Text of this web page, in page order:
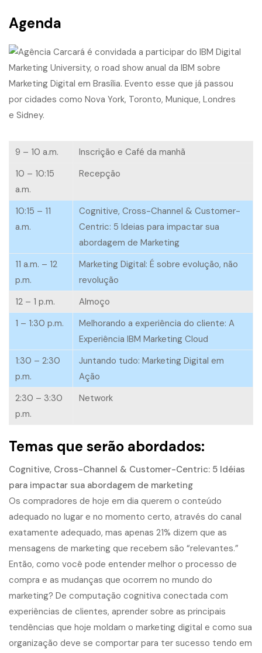
Agenda
9 – 10 a.m.
Inscrição e Café da manhã
10 – 10:15
a.m.
Recepção
10:15 – 11
a.m.
Cognitive, Cross-Channel & Customer-
Centric: 5 Ideias para impactar sua
abordagem de Marketing
11 a.m. – 12
p.m.
Marketing Digital: É sobre evolução, não
revolução
12 – 1 p.m.
Almoço
1 – 1:30 p.m.
Melhorando a experiência do cliente: A
Experiência IBM Marketing Cloud
1:30 – 2:30
p.m.
Juntando tudo: Marketing Digital em
Ação
2:30 – 3:30
p.m.
Network
Temas que serão abordados:
Cognitive, Cross-Channel & Customer-Centric: 5 Idéias
para impactar sua abordagem de marketing
Os compradores de hoje em dia querem o conteúdo
adequado no lugar e no momento certo, através do canal
exatamente adequado, mas apenas 21% dizem que as
mensagens de marketing que recebem são “relevantes.”
Então, como você pode entender melhor o processo de
compra e as mudanças que ocorrem no mundo do
marketing? De computação cognitiva conectada com
experiências de clientes, aprender sobre as principais
tendências que hoje moldam o marketing digital e como sua
organização deve se comportar para ter sucesso tendo em